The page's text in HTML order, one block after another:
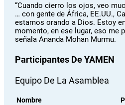
“Cuando cierro los ojos, veo
… con gente de África, EE.UU.,
estamos orando a Dios. Estoy
momento, en ese lugar, eso me
señala Ananda Mohan Murmu.
Participantes De YAMEN
Equipo De La Asamblea
Nombre